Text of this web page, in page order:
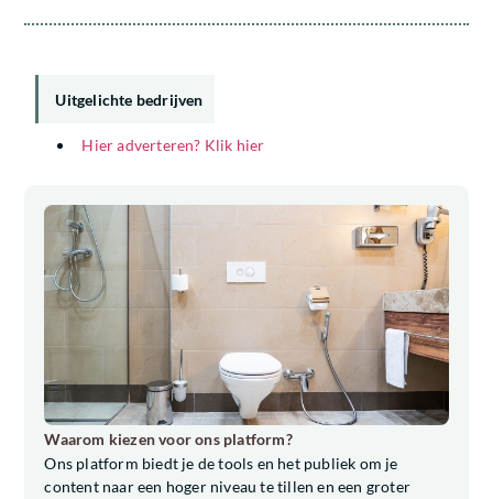
Uitgelichte bedrijven
Hier adverteren? Klik hier
Waarom kiezen voor ons platform?
Ons platform biedt je de tools en het publiek om je
content naar een hoger niveau te tillen en een groter